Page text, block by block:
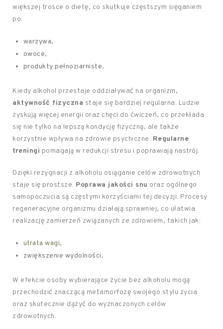
większej trosce o dietę, co skutkuje częstszym sięganiem
po:
warzywa,
owoce,
produkty pełnoziarniste.
Kiedy alkohol przestaje oddziaływać na organizm,
aktywność fizyczna staje się bardziej regularna. Ludzie
zyskują więcej energii oraz chęci do ćwiczeń, co przekłada
się nie tylko na lepszą kondycję fizyczną, ale także
korzystnie wpływa na zdrowie psychiczne. Regularne
treningi pomagają w redukcji stresu i poprawiają nastrój.
Dzięki rezygnacji z alkoholu osiąganie celów zdrowotnych
staje się prostsze. Poprawa jakości snu oraz ogólnego
samopoczucia są częstymi korzyściami tej decyzji. Procesy
regeneracyjne organizmu działają sprawniej, co ułatwia
realizację zamierzeń związanych ze zdrowiem, takich jak:
utrata wagi,
zwiększenie wydolności.
W efekcie osoby wybierające życie bez alkoholu mogą
przechodzić znaczącą metamorfozę swojego stylu życia
oraz skutecznie dążyć do wyznaczonych celów
zdrowotnych.